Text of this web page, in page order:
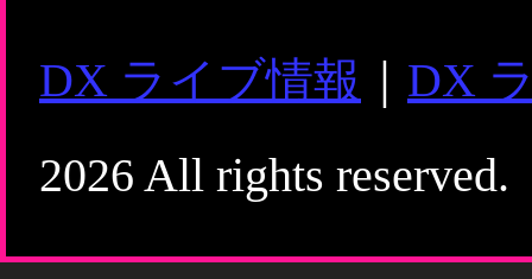
DX ライブ情報
DX
2026 All rights reserved.